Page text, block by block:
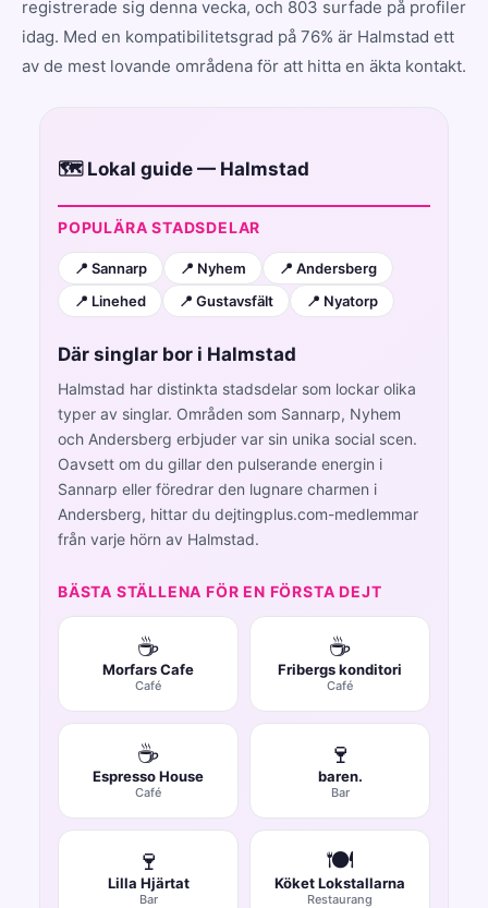
registrerade sig denna vecka, och 803 surfade på profiler
idag. Med en kompatibilitetsgrad på 76% är Halmstad ett
av de mest lovande områdena för att hitta en äkta kontakt.
🗺️ Lokal guide — Halmstad
POPULÄRA STADSDELAR
📍 Sannarp 📍 Nyhem
📍 Andersberg
📍 Linehed
📍 Gustavsfält 📍 Nyatorp
Där singlar bor i Halmstad
Halmstad har distinkta stadsdelar som lockar olika
typer av singlar. Områden som Sannarp, Nyhem
och Andersberg erbjuder var sin unika social scen.
Oavsett om du gillar den pulserande energin i
Sannarp eller föredrar den lugnare charmen i
Andersberg, hittar du dejtingplus.com-medlemmar
från varje hörn av Halmstad.
BÄSTA STÄLLENA FÖR EN FÖRSTA DEJT
☕
Morfars Cafe
Café
☕
Fribergs konditori
Café
☕
Espresso House
Café
🍷
baren.
Bar
🍷
Lilla Hjärtat
Bar
🍽️
Köket Lokstallarna
Restaurang